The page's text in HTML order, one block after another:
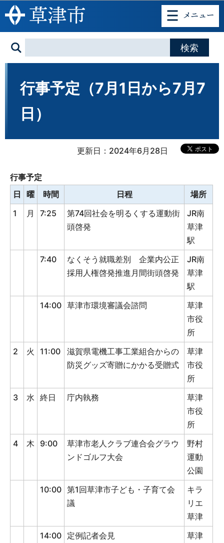
このページの本文へ移動
行事予定（7月1日から7月7
日）
更新日：2024年6月28日
行事予定
日
曜 時間 日程
場所
1
月 7:25
第74回社会を明るくする運動街
頭啓発
JR南
草津
駅
7:40
なくそう就職差別 企業内公正
採用人権啓発推進月間街頭啓発
JR南
草津
駅
14:00 草津市環境審議会諮問
草津
市役
所
2
火 11:00
滋賀県電機工事工業組合からの
防災グッズ寄贈にかかる受贈式
草津
市役
所
3
水 終日 庁内執務
草津
市役
所
4
木 9:00
草津市老人クラブ連合会グラウ
ンドゴルフ大会
野村
運動
公園
10:00 第1回草津市子ども・子育て会
議
キラ
リエ
草津
14:00 定例記者会見
草津